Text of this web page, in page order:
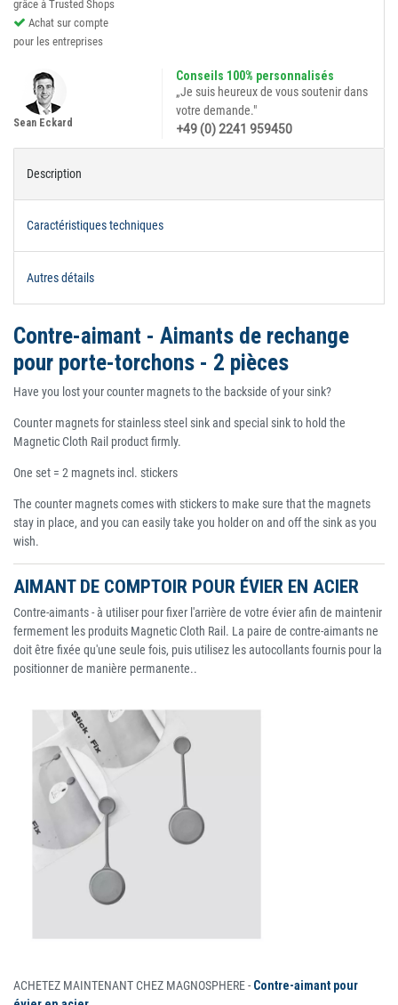
grâce à Trusted Shops
Achat sur compte
pour les entreprises
Conseils 100% personnalisés
„Je suis heureux de vous soutenir dans
votre demande."
+49 (0) 2241 959450
Sean Eckard
Description
Caractéristiques techniques
Autres détails
Contre-aimant - Aimants de rechange
pour porte-torchons - 2 pièces
Have you lost your counter magnets to the backside of your sink?
Counter magnets for stainless steel sink and special sink to hold the
Magnetic Cloth Rail product firmly.
One set = 2 magnets incl. stickers
The counter magnets comes with stickers to make sure that the magnets
stay in place, and you can easily take you holder on and off the sink as you
wish.
AIMANT DE COMPTOIR POUR ÉVIER EN ACIER
Contre-aimants - à utiliser pour fixer l'arrière de votre évier afin de maintenir
fermement les produits Magnetic Cloth Rail. La paire de contre-aimants ne
doit être fixée qu'une seule fois, puis utilisez les autocollants fournis pour la
positionner de manière permanente..
ACHETEZ MAINTENANT CHEZ MAGNOSPHERE -Contre-aimant pour